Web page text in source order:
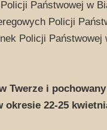
Państwowej w
Policji
Policji Państwowej
Twerze i
22-25